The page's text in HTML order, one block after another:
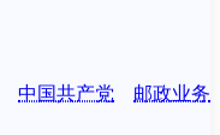
中国共产党 邮政业务